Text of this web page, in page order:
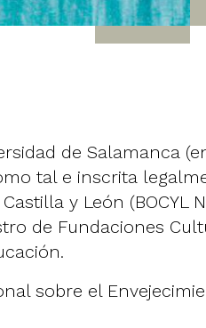
de Salamanca
tal e inscrita
y León (BOCYL
de Fundaciones
sobre el